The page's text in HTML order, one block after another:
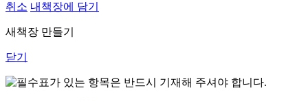
취소 내책장에 담기
새책장 만들기
닫기
표가 있는 항목은 반드시 기재해 주셔야 합니다.